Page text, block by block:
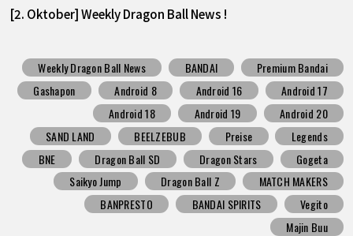
[2. Oktober] Weekly Dragon Ball News !
Weekly Dragon Ball News BANDAI
Premium Bandai
Gashapon
Android 8 Android 16
Android 17
Android 18
Android 19
Android 20
SAND LAND
BEELZEBUB Preise
Legends
BNE
Dragon Ball SD Dragon Stars
Gogeta
Saikyo Jump
Dragon Ball Z
MATCH MAKERS
BANPRESTO
BANDAI SPIRITS
Vegito
Majin Buu